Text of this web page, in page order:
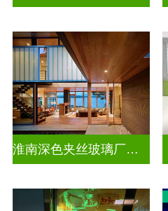
淮南深色夹丝玻璃厂家地址